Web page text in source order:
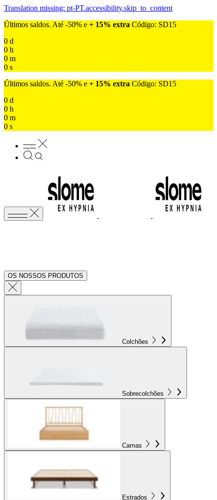
Translation missing: pt-PT.accessibility.skip_to_content
Últimos saldos. Até -50% e + 15% extra Código: SD15
0 d
0 h
0 m
0 s
Últimos saldos. Até -50% e + 15% extra Código: SD15
0 d
0 h
0 m
0 s
OS NOSSOS PRODUTOS
Colchões
Sobrecolchões
Camas
Estrados